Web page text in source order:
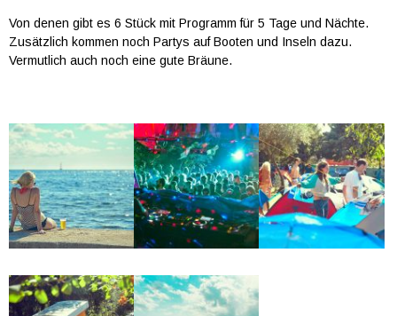
Von denen gibt es 6 Stück mit Programm für 5 Tage und Nächte.
Zusätzlich kommen noch Partys auf Booten und Inseln dazu.
Vermutlich auch noch eine gute Bräune.